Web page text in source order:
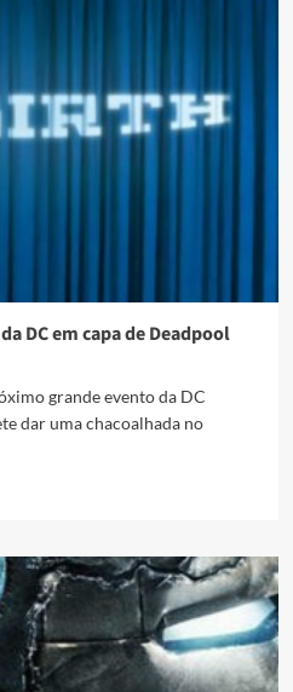
DC em capa de Deadpool
grande evento da DC
dar uma chacoalhada no